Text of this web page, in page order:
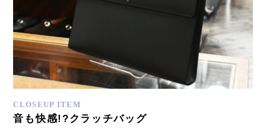
CLOSEUP ITEM
音も快感!?クラッチバッグ